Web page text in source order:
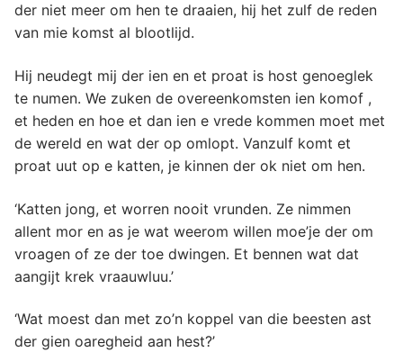
der niet meer om hen te draaien, hij het zulf de reden
van mie komst al blootlijd.
Hij neudegt mij der ien en et proat is host genoeglek
te numen. We zuken de overeenkomsten ien komof ,
et heden en hoe et dan ien e vrede kommen moet met
de wereld en wat der op omlopt. Vanzulf komt et
proat uut op e katten, je kinnen der ok niet om hen.
‘Katten jong, et worren nooit vrunden. Ze nimmen
allent mor en as je wat weerom willen moe’je der om
vroagen of ze der toe dwingen. Et bennen wat dat
aangijt krek vraauwluu.’
‘Wat moest dan met zo’n koppel van die beesten ast
der gien oaregheid aan hest?’